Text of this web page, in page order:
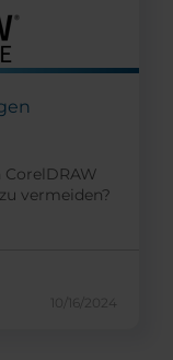
vermeiden?
10/16/2024